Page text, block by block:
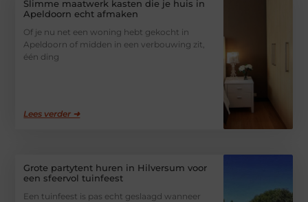
Slimme maatwerk kasten die je huis in
Apeldoorn echt afmaken
Of je nu net een woning hebt gekocht in
Apeldoorn of midden in een verbouwing zit,
één ding
Lees verder ➜
Grote partytent huren in Hilversum voor
een sfeervol tuinfeest
Een tuinfeest is pas echt geslaagd wanneer